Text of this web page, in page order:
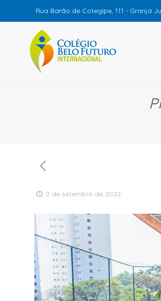
Rua Barão de Cotegipe, 111 - Granja
2 de setembro de 2022